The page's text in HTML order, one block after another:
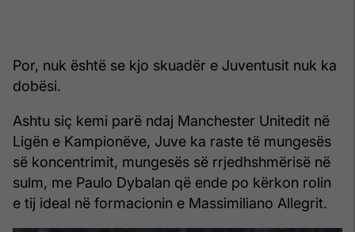
Por, nuk është se kjo skuadër e Juventusit nuk ka
dobësi.
Ashtu siç kemi parë ndaj Manchester Unitedit në
Ligën e Kampionëve, Juve ka raste të mungesës
së koncentrimit, mungesës së rrjedhshmërisë në
sulm, me Paulo Dybalan që ende po kërkon rolin
e tij ideal në formacionin e Massimiliano Allegrit.